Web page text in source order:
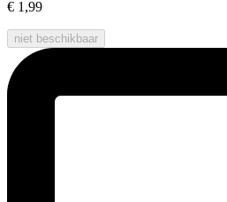
€ 1,99
niet beschikbaar